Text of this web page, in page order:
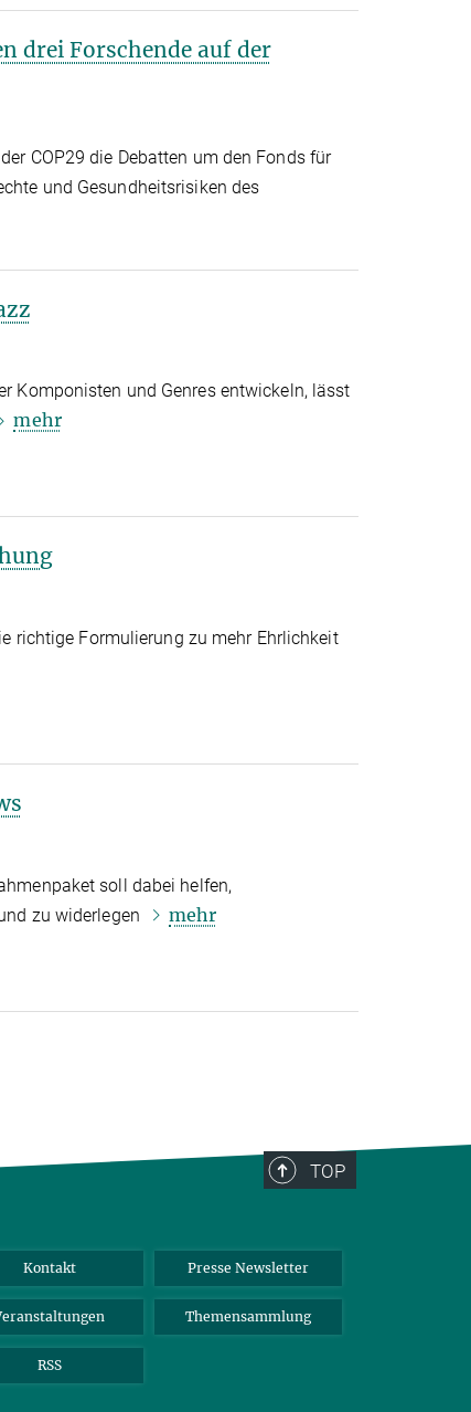
drei Forschende auf der
COP29 die Debatten um den Fonds für
und Gesundheitsrisiken des
Komponisten und Genres entwickeln, lässt
mehr
richtige Formulierung zu mehr Ehrlichkeit
soll dabei helfen,
zu widerlegen
mehr
TOP
Kontakt Presse Newsletter
Themensammlung
RSS